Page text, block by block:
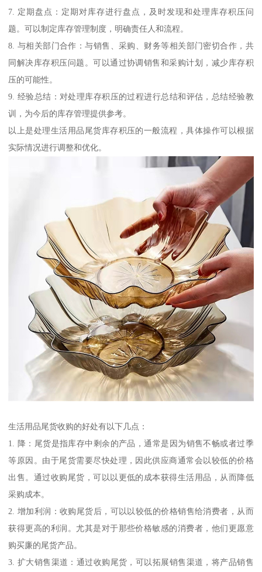
7. 定期盘点：定期对库存进行盘点，及时发现和处理库存积压问
题。可以制定库存管理制度，明确责任人和流程。
8. 与相关部门合作：与销售、采购、财务等相关部门密切合作，共
同解决库存积压问题。可以通过协调销售和采购计划，减少库存积
压的可能性。
9. 经验总结：对处理库存积压的过程进行总结和评估，总结经验教
训，为今后的库存管理提供参考。
以上是处理生活用品尾货库存积压的一般流程，具体操作可以根据
实际情况进行调整和优化。
生活用品尾货收购的好处有以下几点：
1. 降：尾货是指库存中剩余的产品，通常是因为销售不畅或者过季
等原因。由于尾货需要尽快处理，因此供应商通常会以较低的价格
出售。通过收购尾货，可以以更低的成本获得生活用品，从而降低
采购成本。
2. 增加利润：收购尾货后，可以以较低的价格销售给消费者，从而
获得更高的利润。尤其是对于那些价格敏感的消费者，他们更愿意
购买廉的尾货产品。
3. 扩大销售渠道：通过收购尾货，可以拓展销售渠道，将产品销售